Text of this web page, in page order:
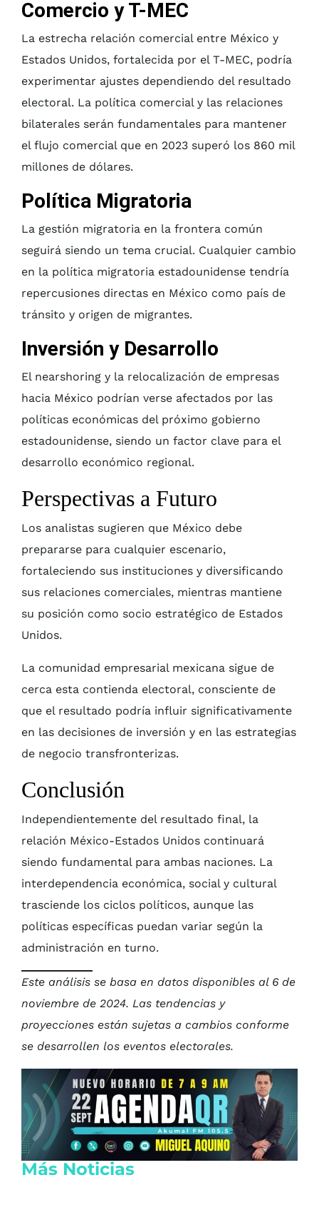
Comercio y T-MEC
La estrecha relación comercial entre México y
Estados Unidos, fortalecida por el T-MEC, podría
experimentar ajustes dependiendo del resultado
electoral. La política comercial y las relaciones
bilaterales serán fundamentales para mantener
el flujo comercial que en 2023 superó los 860 mil
millones de dólares.
Política Migratoria
La gestión migratoria en la frontera común
seguirá siendo un tema crucial. Cualquier cambio
en la política migratoria estadounidense tendría
repercusiones directas en México como país de
tránsito y origen de migrantes.
Inversión y Desarrollo
El nearshoring y la relocalización de empresas
hacia México podrían verse afectados por las
políticas económicas del próximo gobierno
estadounidense, siendo un factor clave para el
desarrollo económico regional.
Perspectivas a Futuro
Los analistas sugieren que México debe
prepararse para cualquier escenario,
fortaleciendo sus instituciones y diversificando
sus relaciones comerciales, mientras mantiene
su posición como socio estratégico de Estados
Unidos.
La comunidad empresarial mexicana sigue de
cerca esta contienda electoral, consciente de
que el resultado podría influir significativamente
en las decisiones de inversión y en las estrategias
de negocio transfronterizas.
Conclusión
Independientemente del resultado final, la
relación México-Estados Unidos continuará
siendo fundamental para ambas naciones. La
interdependencia económica, social y cultural
trasciende los ciclos políticos, aunque las
políticas específicas puedan variar según la
administración en turno.
Este análisis se basa en datos disponibles al 6 de
noviembre de 2024. Las tendencias y
proyecciones están sujetas a cambios conforme
se desarrollen los eventos electorales.
Más Noticias